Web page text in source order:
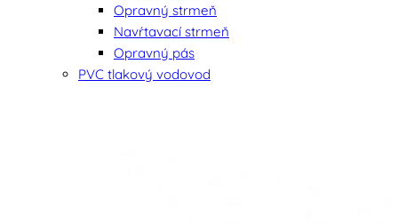
Opravný strmeň
Navŕtavací strmeň
Opravný pás
PVC tlakový vodovod